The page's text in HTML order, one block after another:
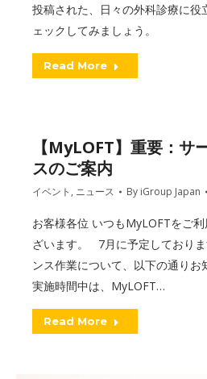
投稿された、日々の外科診療に役
ェックしてみましょう。
Read More
【MyLOFT】重要：サ
スのご案内
イベント , ニュース By iGroup Japan
お客様各位 いつもMyLOFTをご
ざいます。 7月に予定しており
ンス作業について、以下の通りお
実施時間中は、MyLOFT…
Read More